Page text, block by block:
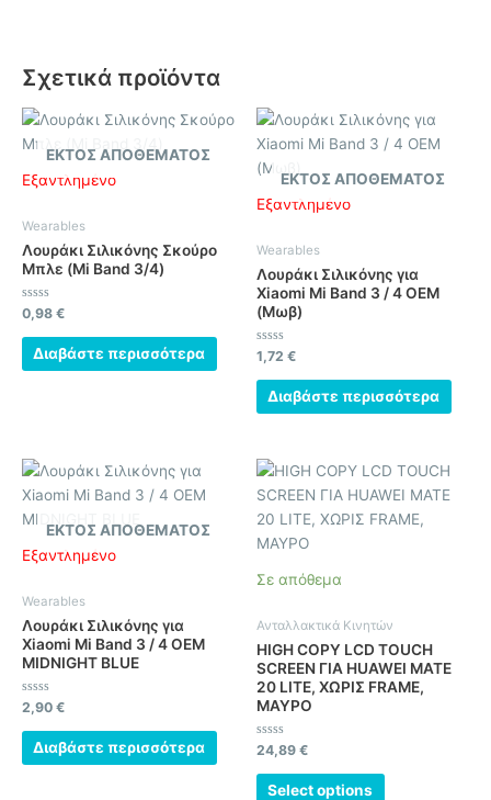
Σχετικά προϊόντα
ΕΚΤΌΣ ΑΠΟΘΈΜΑΤΟΣ
Εξαντλημένο
Wearables
Λουράκι Σιλικόνης Σκούρο
Μπλε (Mi Band 3/4)
Βαθμολογήθηκε
με
0
από
0,98 €
Διαβάστε περισσότερα
ΕΚΤΌΣ ΑΠΟΘΈΜΑΤΟΣ
Εξαντλημένο
Wearables
Λουράκι Σιλικόνης για
Xiaomi Mi Band 3 / 4 OEM
(Μωβ)
Βαθμολογήθηκε
με
0
από
1,72 €
Διαβάστε περισσότερα
ΕΚΤΌΣ ΑΠΟΘΈΜΑΤΟΣ
Εξαντλημένο
Wearables
Λουράκι Σιλικόνης για
Xiaomi Mi Band 3 / 4 OEM
MIDNIGHT BLUE
Βαθμολογήθηκε
με
0
από
2,90 €
Διαβάστε περισσότερα
Σε απόθεμα
Ανταλλακτικά Κινητών
HIGH COPY LCD TOUCH
SCREEN ΓΙΑ HUAWEI MATE
20 LITE, ΧΩΡΙΣ FRAME,
ΜΑΥΡΟ
Βαθμολογήθηκε
0
από
24,89 €
Select options